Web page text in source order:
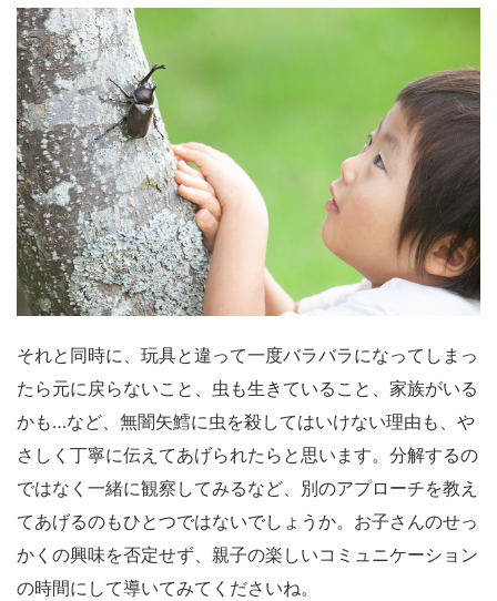
それと同時に、玩具と違って一度バラバラになってしまっ
たら元に戻らないこと、虫も生きていること、家族がいる
かも…など、無闇矢鱈に虫を殺してはいけない理由も、や
さしく丁寧に伝えてあげられたらと思います。分解するの
ではなく一緒に観察してみるなど、別のアプローチを教え
てあげるのもひとつではないでしょうか。お子さんのせっ
かくの興味を否定せず、親子の楽しいコミュニケーション
の時間にして導いてみてくださいね。